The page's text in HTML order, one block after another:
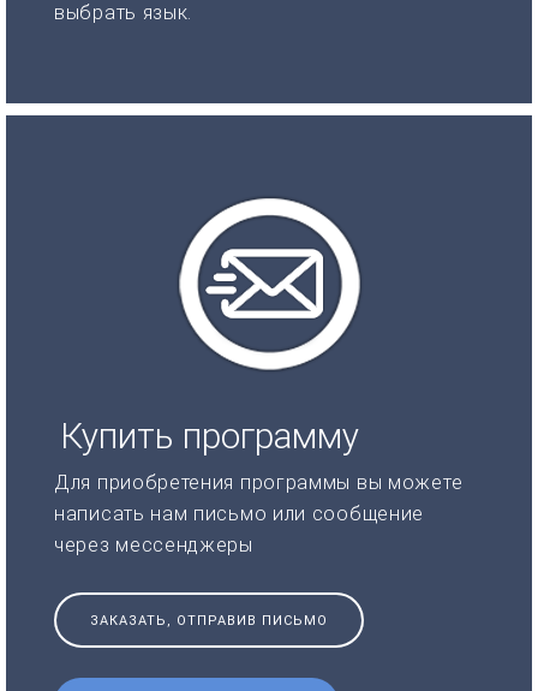
выбрать язык.
Купить программу
Для приобретения программы вы можете
написать нам письмо или сообщение
через мессенджеры
ЗАКАЗАТЬ, ОТПРАВИВ ПИСЬМО